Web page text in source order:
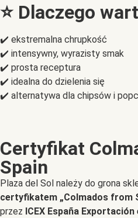
⭐ Dlaczego
✔️ ekstremalna chrupkość
✔️ intensywny, wyrazisty smak
✔️ prosta receptura
✔️ idealna do dzielenia się
✔️ alternatywa dla chipsów i
Certyfikat
Spain
Plaza del Sol należy do grona
certyfikatem „Colmados from
przez ICEX España